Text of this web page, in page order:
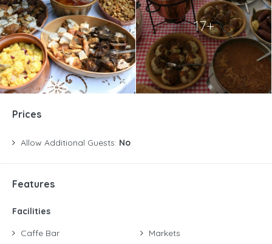
17+
Prices
Allow Additional Guests: No
Features
Facilities
Caffe Bar
Markets